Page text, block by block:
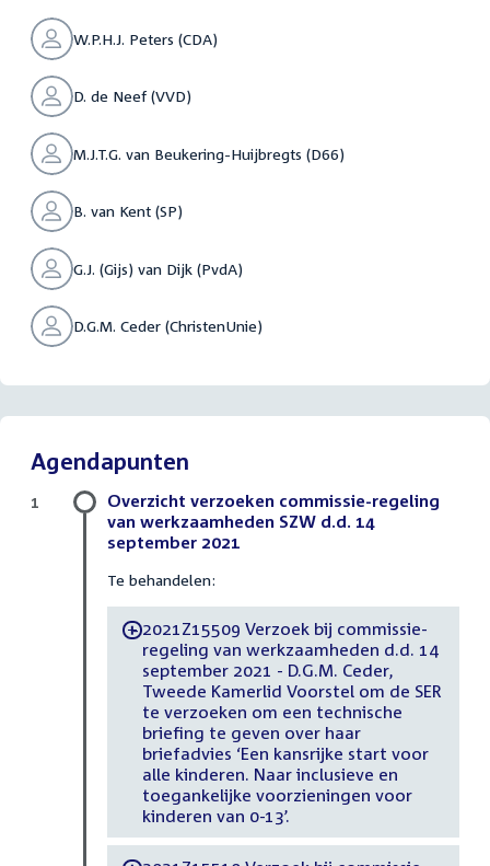
W.P.H.J. Peters (CDA)
D. de Neef (VVD)
M.J.T.G. van Beukering-Huijbregts (D66)
B. van Kent (SP)
G.J. (Gijs) van Dijk (PvdA)
D.G.M. Ceder (ChristenUnie)
Agendapunten
Overzicht verzoeken commissie-regeling
van werkzaamheden SZW d.d. 14
september 2021
Te behandelen:
-2021Z15509 Verzoek bij commissie-
regeling van werkzaamheden d.d. 14
september 2021 - D.G.M. Ceder,
Tweede Kamerlid Voorstel om de SER
te verzoeken om een technische
briefing te geven over haar
briefadvies ‘Een kansrijke start voor
alle kinderen. Naar inclusieve en
toegankelijke voorzieningen voor
kinderen van 0-13’.
1